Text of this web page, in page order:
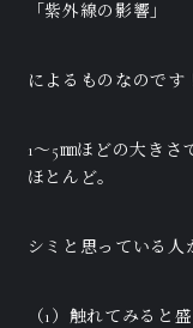
「紫外線の影響」
によるものなのです
1～5㎜ほどの大き
ほとんど。
シミと思っている人
（1）触れてみると